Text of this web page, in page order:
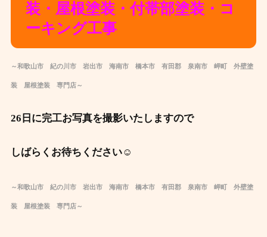
装・屋根塗装・付帯部塗装・コ
ーキング工事
～和歌山市 紀の川市 岩出市 海南市 橋本市 有田郡 泉南市 岬町 外壁塗
装 屋根塗装 専門店～
26日に完工お写真を撮影いたしますので
しばらくお待ちください☺️
～和歌山市 紀の川市 岩出市 海南市 橋本市 有田郡 泉南市 岬町 外壁塗
装 屋根塗装 専門店～